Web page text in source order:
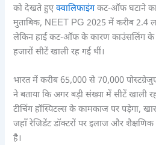
को देखते हुएक्वालिफाइंगकट-ऑफ घटाने का
मुताबिक, NEET PG 2025 में करीब 2.4
लेकिन हाई कट-ऑफ के कारण काउंसलिंग के
हजारों सीटें खाली रह गई थीं।
भारत में करीब 65,000 से 70,000
ने बताया कि अगर बड़ी संख्या में सीटें खाली
टीचिंग हॉस्पिटल्स के कामकाज पर पड़ेगा,
जहाँ रेजिडेंट डॉक्टरों पर इलाज और शैक्षणिक
है।